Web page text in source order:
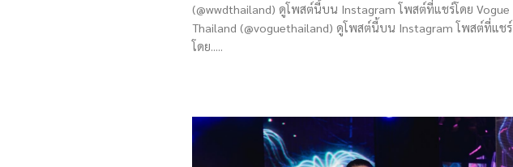
(@wwdthailand) ดูโพสต์นี้บน Instagram โพสต์ที่แชร์โดย Vogue
Thailand (@voguethailand) ดูโพสต์นี้บน Instagram โพสต์ที่แชร์
โดย.....